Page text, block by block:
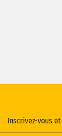
Inscrivez-vous